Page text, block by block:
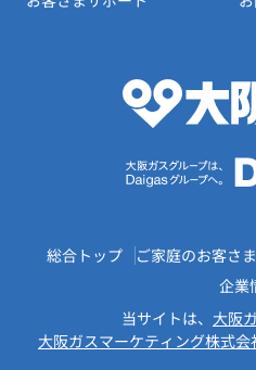
総合トップ ご家庭のお客さま
企業
当サイトは、 大阪
大阪ガスマーケティング株式会